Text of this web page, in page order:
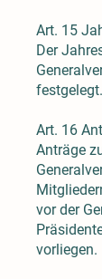
Art. 15
Der
festgelegt.
Art. 16
Anträge
vor der
vorliegen.